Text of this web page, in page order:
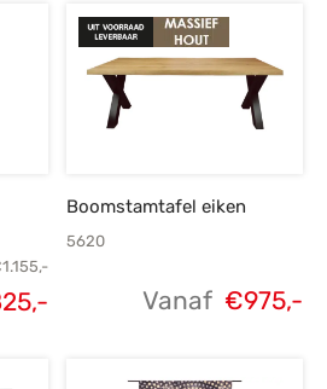
1.155,-
Boomstamtafel eiken
5620
Vanaf €975,-